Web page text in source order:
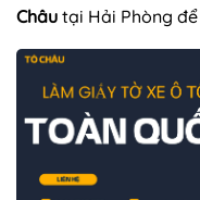
Châu tại Hải Phòng